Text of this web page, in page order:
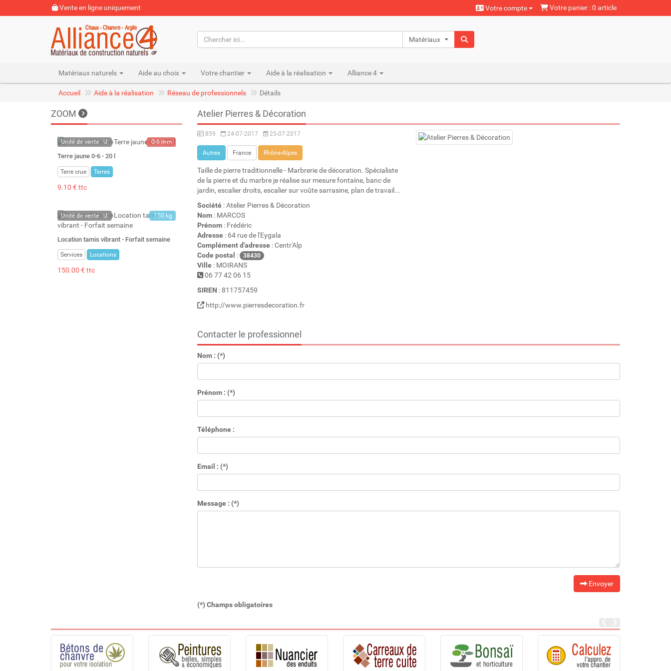
Vente en ligne uniquement Votre compte Votre panier : 0 article
Matériaux naturels
Matériaux naturels Aide au choix Votre chantier Aide à la réalisation Alliance 4
Accueil Aide à la réalisation Réseau de professionnels Détails
ZOOM
Unité de vente : U
0-6 mm
Terre jaune 0-6 - 20 l
Terre crue Terres
9.10 € ttc
Unité de vente : U 150 kg
Location tamis vibrant - Forfait semaine
Services Locations
150.00 € ttc
Atelier Pierres & Décoration
859 24-07-2017 25-07-2017
Autres France Rhône-Alpes
Taille de pierre traditionnelle - Marbrerie de décoration. Spécialiste
de la pierre et du marbre je réalise sur mesure fontaine, banc de
jardin, escalier droits, escalier sur voûte sarrasine, plan de travail...
Société: Atelier Pierres & Décoration
Nom: MARCOS
Prénom: Frédéric
Adresse: 64 rue de l'Eygala
Complément d'adresse: Centr'Alp
Code postal : 38430
Ville: MOIRANS
06 77 42 06 15
SIREN : 811757459
http://www.pierresdecoration.fr
Contacter le professionnel
Nom : (*)
Prénom : (*)
Téléphone :
Email : (*)
Message : (*)
Envoyer
(*) Champs obligatoires